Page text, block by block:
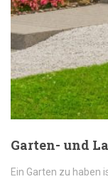
Garten- und
Ein Garten zu haben